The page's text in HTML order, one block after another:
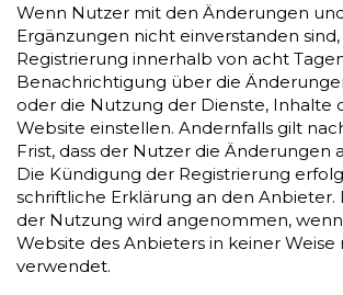
Wenn Nutzer mit den Änderungen
Ergänzungen nicht einverstanden
Registrierung innerhalb von acht
Benachrichtigung über die
oder die Nutzung der Dienste, Inhalte
Website einstellen. Andernfalls gilt
Frist, dass der Nutzer die Änderungen
Die Kündigung der Registrierung
schriftliche Erklärung an den Anbieter.
der Nutzung wird angenommen,
Website des Anbieters in keiner Weise
verwendet.